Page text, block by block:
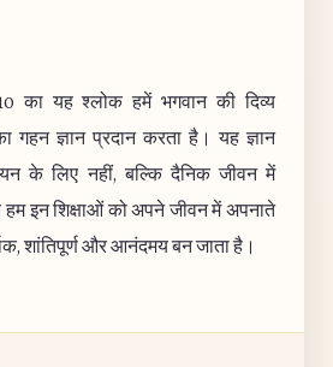
का यह श्लोक हमें भगवान की दिव्य
गहन ज्ञान प्रदान करता है। यह ज्ञान
के लिए नहीं, बल्कि दैनिक जीवन में
इन शिक्षाओं को अपने जीवन में अपनाते
शांतिपूर्ण और आनंदमय बन जाता है।